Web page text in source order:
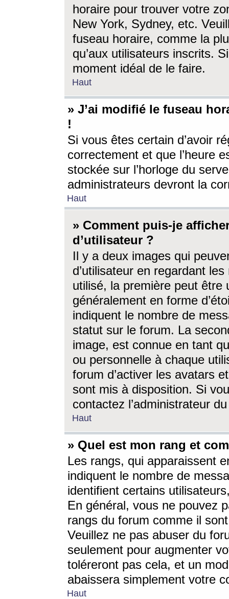
horaire pour trouver votre
New York, Sydney, etc.
fuseau horaire, comme la
qu’aux utilisateurs inscrits.
moment idéal de le faire.
Haut
» J’ai modifié le fuseau
!
Si vous êtes certain d’avoir
correctement et que l’heure
stockée sur l’horloge du
administrateurs devront la
Haut
» Comment puis-je
d’utilisateur ?
Il y a deux images qui
d’utilisateur en regardant
utilisé, la première peut être
généralement en forme
indiquent le nombre de
statut sur le forum. La
image, est connue en tant
ou personnelle à chaque
forum d’activer les avatars
sont mis à disposition. Si
contactez l’administrateur
Haut
» Quel est mon rang et
Les rangs, qui apparaissent
indiquent le nombre de
identifient certains
En général, vous ne pouvez
rangs du forum comme il
Veuillez ne pas abuser du
seulement pour augmenter
toléreront pas cela, et un
abaissera simplement votre
Haut